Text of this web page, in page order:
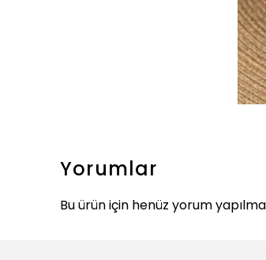
Yorumlar
Bu ürün için henüz yorum